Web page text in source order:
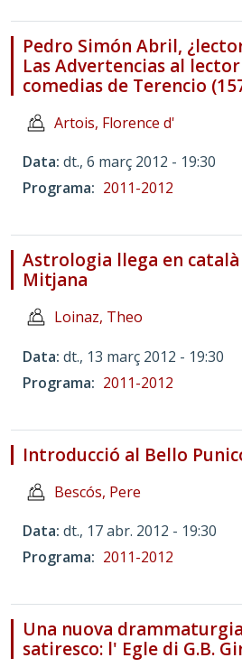
Pedro Simón Abril,
Las Advertencias al
comedias de Terencio
Artois, Florence d'
Data dt., 6 març 2012 - 19:30
Programa
2011-2012
Astrologia llega en
Mitjana
Loinaz, Theo
Data dt., 13 març 2012 - 19:30
Programa
2011-2012
Introducció al Bello
Bescós, Pere
Data dt., 17 abr. 2012 - 19:30
Programa
2011-2012
Una nuova
satiresco: l' Egle di G.B.